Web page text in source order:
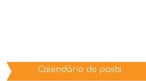
Calendário de posts